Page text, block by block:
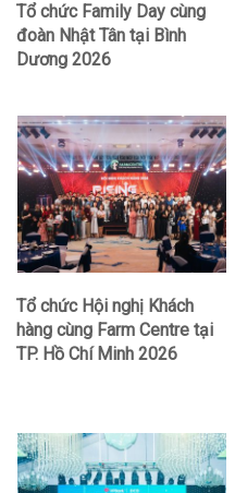
Tổ chức Family Day cùng
đoàn Nhật Tân tại Bình
Dương 2026
Tổ chức Hội nghị Khách
hàng cùng Farm Centre tại
TP. Hồ Chí Minh 2026